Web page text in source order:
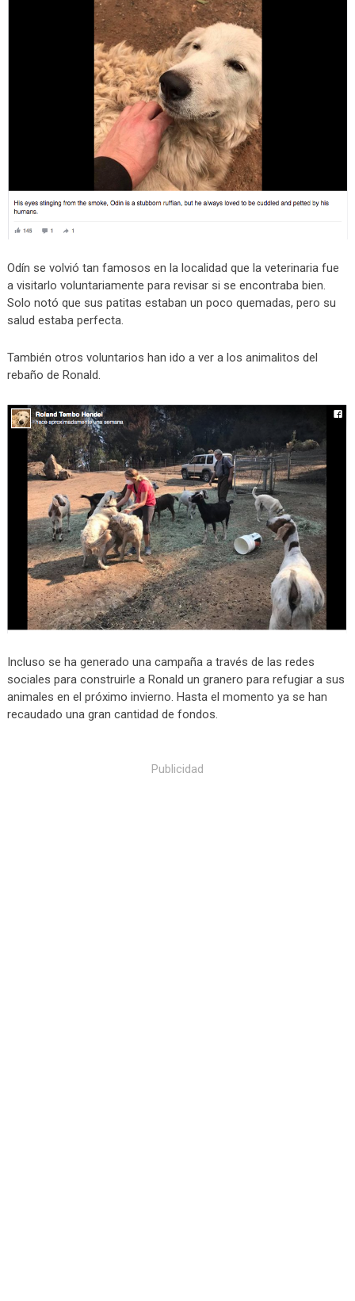
Odín se volvió tan famosos en la localidad que la veterinaria fue
a visitarlo voluntariamente para revisar si se encontraba bien.
Solo notó que sus patitas estaban un poco quemadas, pero su
salud estaba perfecta.
También otros voluntarios han ido a ver a los animalitos del
rebaño de Ronald.
Incluso se ha generado una campaña a través de las redes
sociales para construirle a Ronald un granero para refugiar a sus
animales en el próximo invierno. Hasta el momento ya se han
recaudado una gran cantidad de fondos.
Publicidad